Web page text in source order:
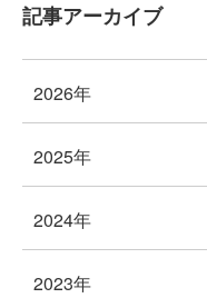
記事アーカイブ
2026年
2025年
2024年
2023年